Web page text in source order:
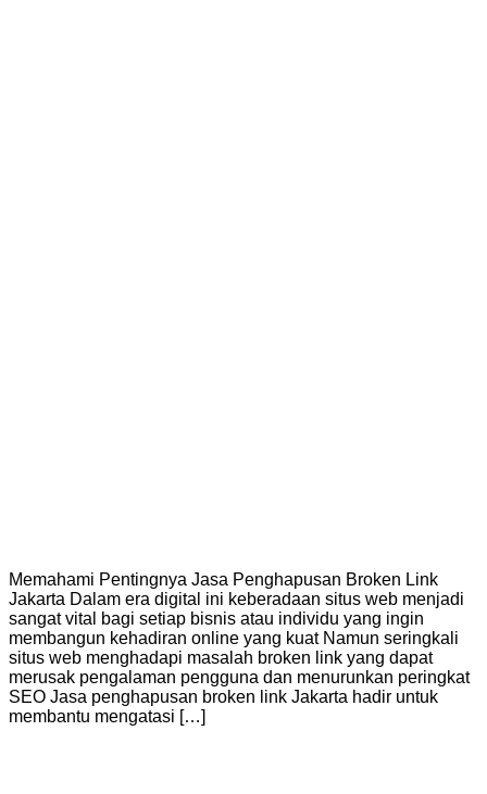
Memahami Pentingnya Jasa Penghapusan Broken Link
Jakarta Dalam era digital ini keberadaan situs web menjadi
sangat vital bagi setiap bisnis atau individu yang ingin
membangun kehadiran online yang kuat Namun seringkali
situs web menghadapi masalah broken link yang dapat
merusak pengalaman pengguna dan menurunkan peringkat
SEO Jasa penghapusan broken link Jakarta hadir untuk
membantu mengatasi […]